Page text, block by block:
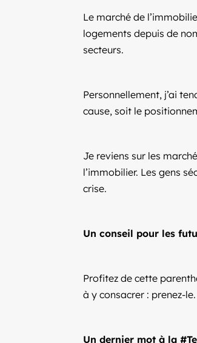
Le marché de
logements depuis de
secteurs.
Personnellement, j’ai
cause, soit le
Je reviens sur les
l’immobilier. Les gens
crise.
Un conseil pour les
Profitez de cette
à y consacrer : prenez-le.
Un dernier mot à la